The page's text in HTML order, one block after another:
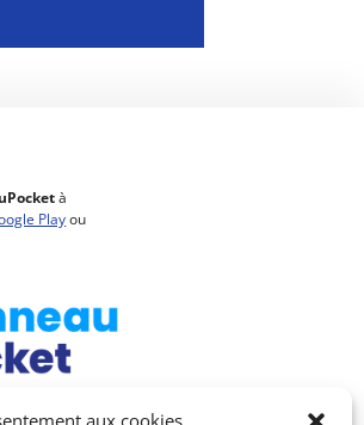
aux cookies
à
Playou